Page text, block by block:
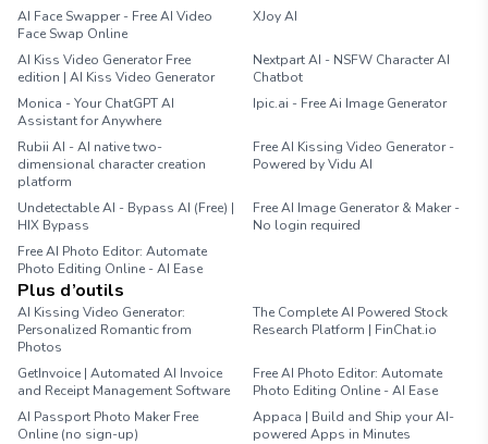
AI Face Swapper - Free AI Video
Face Swap Online
XJoy AI
AI Kiss Video Generator Free
edition | AI Kiss Video Generator
Nextpart AI - NSFW Character AI
Chatbot
Monica - Your ChatGPT AI
Assistant for Anywhere
Ipic.ai - Free Ai Image Generator
Rubii AI - AI native two-
dimensional character creation
platform
Free AI Kissing Video Generator -
Powered by Vidu AI
Undetectable AI - Bypass AI (Free) |
HIX Bypass
Free AI Image Generator & Maker -
No login required
Free AI Photo Editor: Automate
Photo Editing Online - AI Ease
Plus d’outils
AI Kissing Video Generator:
Personalized Romantic from
Photos
The Complete AI Powered Stock
Research Platform | FinChat.io
GetInvoice | Automated AI Invoice
and Receipt Management Software
Free AI Photo Editor: Automate
Photo Editing Online - AI Ease
AI Passport Photo Maker Free
Online (no sign-up)
Appaca | Build and Ship your AI-
powered Apps in Minutes